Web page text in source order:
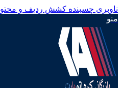
ناوبری چسبنده کشش ردیف و محتوا
منو